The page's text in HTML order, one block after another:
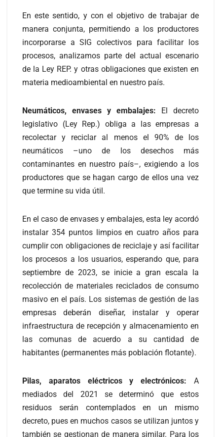
En este sentido, y con el objetivo de trabajar de
manera conjunta, permitiendo a los productores
incorporarse a SIG colectivos para facilitar los
procesos, analizamos parte del actual escenario
de la Ley REP. y otras obligaciones que existen en
materia medioambiental en nuestro país.
Neumáticos, envases y embalajes: El decreto
legislativo (Ley Rep.) obliga a las empresas a
recolectar y reciclar al menos el 90% de los
neumáticos –uno de los desechos más
contaminantes en nuestro país–, exigiendo a los
productores que se hagan cargo de ellos una vez
que termine su vida útil.
En el caso de envases y embalajes, esta ley acordó
instalar 354 puntos limpios en cuatro años para
cumplir con obligaciones de reciclaje y así facilitar
los procesos a los usuarios, esperando que, para
septiembre de 2023, se inicie a gran escala la
recolección de materiales reciclados de consumo
masivo en el país. Los sistemas de gestión de las
empresas deberán diseñar, instalar y operar
infraestructura de recepción y almacenamiento en
las comunas de acuerdo a su cantidad de
habitantes (permanentes más población flotante).
Pilas, aparatos eléctricos y electrónicos: A
mediados del 2021 se determinó que estos
residuos serán contemplados en un mismo
decreto, pues en muchos casos se utilizan juntos y
también se gestionan de manera similar. Para los